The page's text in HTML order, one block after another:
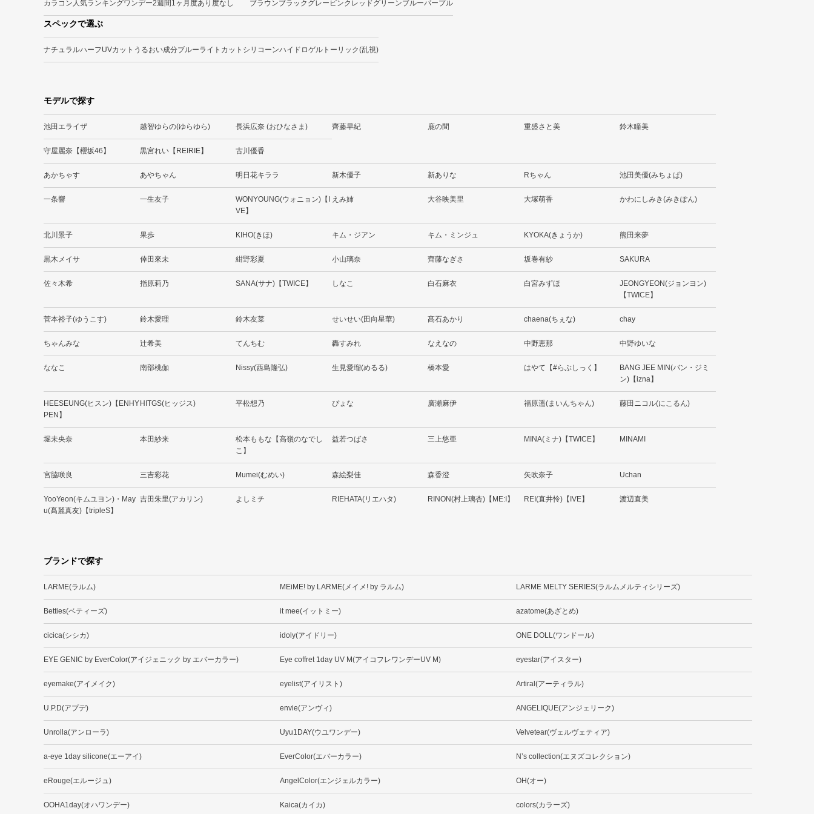
カラコン人気ランキングワンデー2週間 1ヶ月 度あり 度なし ブラウンブラック グレー ピンク レッドグリーンブルーパープル
スペックで選ぶ
ナチュラルハーフUVカット うるおい成分ブルーライトカット シリコーンハイドロゲル トーリック(乱視)
モデルで探す
池田エライザ 越智ゆらの(ゆらゆら) 長浜広奈 (おひなさま) 齊藤早紀 鹿の間 重盛さと美 鈴木瞳美
守屋麗奈【櫻坂46】 黒宮れい【REIRIE】 古川優香
あかちゃす あやちゃん 明日花キララ 新木優子 新ありな Rちゃん 池田美優(みちょぱ)
一条響 一生友子
WONYOUNG(ウォニョン)【I
VE】
えみ姉 大谷映美里 大塚萌香 かわにしみき(みきぽん)
北川景子 果歩 KIHO(きほ) キム・ジアン キム・ミンジュ KYOKA(きょうか) 熊田来夢
黒木メイサ 倖田來未 紺野彩夏 小山璃奈 齊藤なぎさ 坂巻有紗 SAKURA
佐々木希 指原莉乃 SANA(サナ)【TWICE】 しなこ 白石麻衣 白宮みずほ
JEONGYEON(ジョンヨン)
【TWICE】
菅本裕子(ゆうこす) 鈴木愛理 鈴木友菜 せいせい(田向星華) 髙石あかり chaena(ちぇな) chay
ちゃんみな 辻希美 てんちむ 轟すみれ なえなの 中野恵那 中野ゆいな
ななこ 南部桃伽 Nissy(西島隆弘) 生見愛瑠(めるる) 橋本愛 はやて【#らぶしっく】
BANG JEE MIN(バン・ジミ
ン)【izna】
HEESEUNG(ヒスン)【ENHY
PEN】
HITGS(ヒッジス) 平松想乃 ぴょな 廣瀬麻伊 福原遥(まいんちゃん) 藤田ニコル(にこるん)
堀未央奈 本田紗来
松本ももな【高嶺のなでし
こ】
益若つばさ 三上悠亜 MINA(ミナ)【TWICE】 MINAMI
宮脇咲良 三吉彩花 Mumei(むめい) 森絵梨佳 森香澄 矢吹奈子 Uchan
YooYeon(キムユヨン)・May
u(髙麗真友)【tripleS】
吉田朱里(アカリン) よしミチ RIEHATA(リエハタ) RINON(村上璃杏)【ME:I】 REI(直井怜)【IVE】 渡辺直美
ブランドで探す
LARME(ラルム) MEiME! by LARME(メイメ! by ラルム) LARME MELTY SERIES(ラルムメルティシリーズ)
Betties(ベティーズ) it mee(イットミー) azatome(あざとめ)
cicica(シシカ) idoly(アイドリー) ONE DOLL(ワンドール)
EYE GENIC by EverColor(アイジェニック by エバーカラー) Eye coffret 1day UV M(アイコフレワンデーUV M) eyestar(アイスター)
eyemake(アイメイク) eyelist(アイリスト) Artiral(アーティラル)
U.P.D(アプデ) envie(アンヴィ) ANGELIQUE(アンジェリーク)
Unrolla(アンローラ) Uyu1DAY(ウユワンデー) Velvetear(ヴェルヴェティア)
a-eye 1day silicone(エーアイ) EverColor(エバーカラー) N’s collection(エヌズコレクション)
eRouge(エルージュ) AngelColor(エンジェルカラー) OH(オー)
OOHA1day(オハワンデー) Kaica(カイカ) colors(カラーズ)